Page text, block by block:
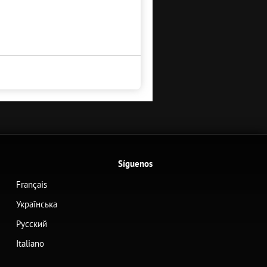
Français
Українська
Русский
Italiano
Síguenos